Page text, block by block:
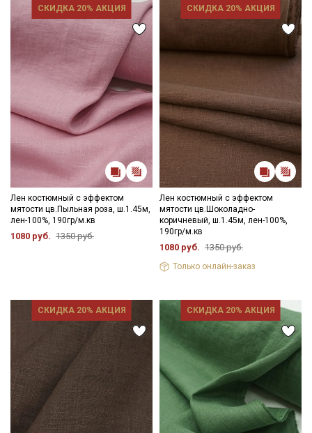
СКИДКА 20% АКЦИЯ
Лен костюмный с эффектом
мятости цв.Пыльная роза, ш.1.45м,
лен-100%, 190гр/м.кв
1080 руб. 1350 руб.
СКИДКА 20% АКЦИЯ
Лен костюмный с эффектом
мятости цв.Шоколадно-
коричневый, ш.1.45м, лен-100%,
190гр/м.кв
1080 руб. 1350 руб.
Только онлайн-заказ
СКИДКА 20% АКЦИЯ СКИДКА 20% АКЦИЯ
Секретная рассылка от Купава
Мы публикуем здесь дополнительные
промокоды и скидки до 30% на узкие
категории тканей
Электронная почта
Ознакомлен(а) сПолитикой обработки персональных
данныхи даюСогласие на обработку персональных
Даю
Согласие на получение рекламных и
информационных рассылок